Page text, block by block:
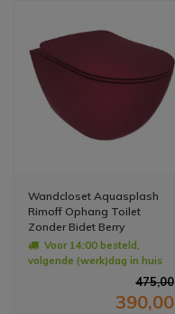
Wandcloset Aquasplash
Rimoff Ophang Toilet
Zonder Bidet Berry
Voor 14:00 besteld,
volgende (werk)dag in huis
475,00
390,00